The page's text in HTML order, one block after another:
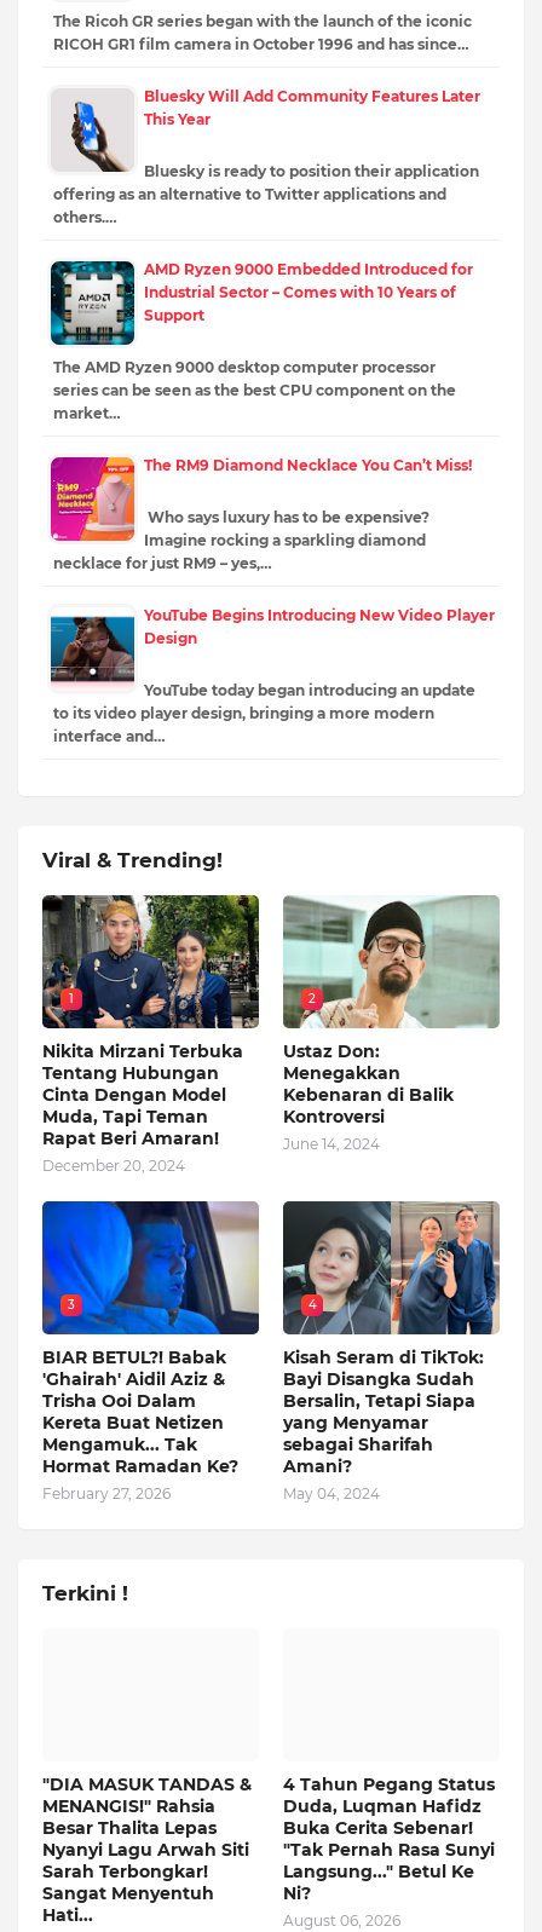
The Ricoh GR series began with the launch of the iconic
RICOH GR1 film camera in October 1996 and has since…
Bluesky Will Add Community Features Later
This Year
Bluesky is ready to position their application
offering as an alternative to Twitter applications and
others.…
AMD Ryzen 9000 Embedded Introduced for
Industrial Sector – Comes with 10 Years of
Support
The AMD Ryzen 9000 desktop computer processor
series can be seen as the best CPU component on the
market…
The RM9 Diamond Necklace You Can’t Miss!
Who says luxury has to be expensive?
Imagine rocking a sparkling diamond
necklace for just RM9 – yes,…
YouTube Begins Introducing New Video Player
Design
YouTube today began introducing an update
to its video player design, bringing a more modern
interface and…
Viral & Trending!
1
Nikita Mirzani Terbuka
Tentang Hubungan
Cinta Dengan Model
Muda, Tapi Teman
Rapat Beri Amaran!
December 20, 2024
2
Ustaz Don:
Menegakkan
Kebenaran di Balik
Kontroversi
June 14, 2024
3
BIAR BETUL?! Babak
'Ghairah' Aidil Aziz &
Trisha Ooi Dalam
Kereta Buat Netizen
Mengamuk... Tak
Hormat Ramadan Ke?
February 27, 2026
4
Kisah Seram di TikTok:
Bayi Disangka Sudah
Bersalin, Tetapi Siapa
yang Menyamar
sebagai Sharifah
Amani?
May 04, 2024
Terkini !
"DIA MASUK TANDAS &
MENANGIS!" Rahsia
Besar Thalita Lepas
Nyanyi Lagu Arwah Siti
Sarah Terbongkar!
Sangat Menyentuh
Hati...
4 Tahun Pegang Status
Duda, Luqman Hafidz
Buka Cerita Sebenar!
"Tak Pernah Rasa Sunyi
Langsung..." Betul Ke
Ni?
August 06, 2026